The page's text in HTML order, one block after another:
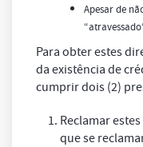
Apesar de
“atravessado
Para obter estes
da existência de
cumprir dois (2)
Reclamar
que se